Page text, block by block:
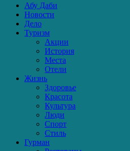
Абу Даби
Новости
Дело
Туризм
Акции
История
Места
Отели
Жизнь
Здоровье
Красота
Культура
Люди
Спорт
Стиль
Гурман